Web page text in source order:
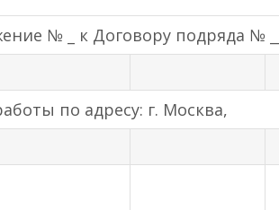
№ _ к Договору подряда № __
по адресу: г. Москва,